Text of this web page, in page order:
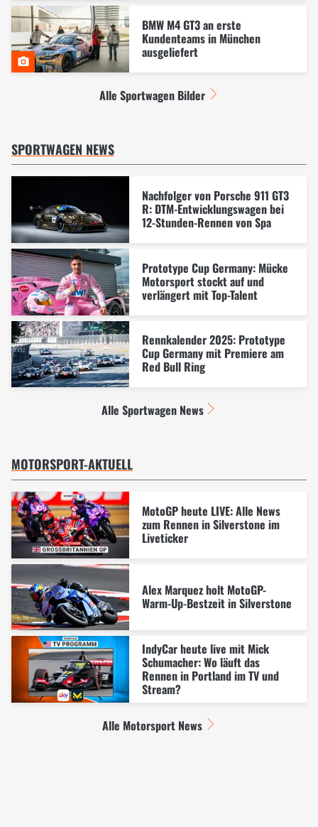
BMW M4 GT3 an erste
Kundenteams in München
ausgeliefert
Alle Sportwagen Bilder
SPORTWAGEN NEWS
Nachfolger von Porsche 911 GT3
R: DTM-Entwicklungswagen bei
12-Stunden-Rennen von Spa
Prototype Cup Germany: Mücke
Motorsport stockt auf und
verlängert mit Top-Talent
Rennkalender 2025: Prototype
Cup Germany mit Premiere am
Red Bull Ring
Alle Sportwagen News
MOTORSPORT-AKTUELL
MotoGP heute LIVE: Alle News
zum Rennen in Silverstone im
Liveticker
Alex Marquez holt MotoGP-
Warm-Up-Bestzeit in Silverstone
IndyCar heute live mit Mick
Schumacher: Wo läuft das
Rennen in Portland im TV und
Stream?
Alle Motorsport News